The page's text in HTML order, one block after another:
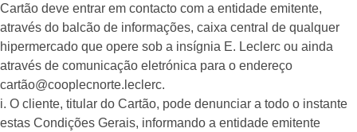
Cartão deve entrar em contacto com a entidade emitente,
através do balcão de informações, caixa central de qualquer
hipermercado que opere sob a insígnia E. Leclerc ou ainda
através de comunicação eletrónica para o endereço
cartão@cooplecnorte.leclerc.
i. O cliente, titular do Cartão, pode denunciar a todo o instante
estas Condições Gerais, informando a entidade emitente